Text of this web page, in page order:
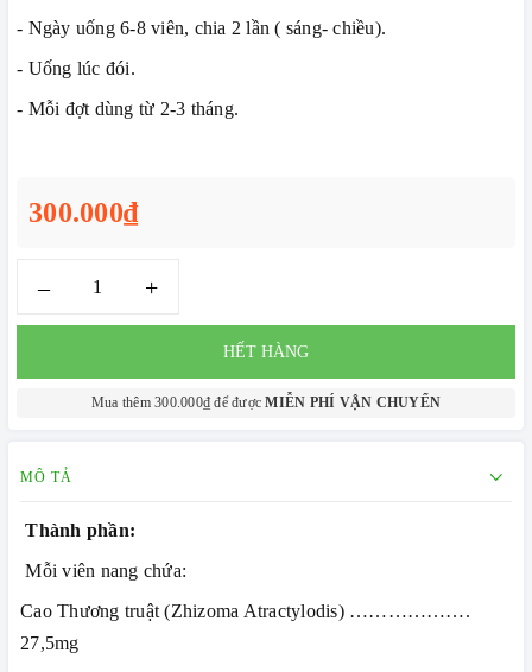
- Ngày uống 6-8 viên, chia 2 lần ( sáng- chiều).
- Uống lúc đói.
- Mỗi đợt dùng từ 2-3 tháng.
300.000₫
– +
HẾT HÀNG
Mua thêm 300.000₫ để đượcMIỄN PHÍ VẬN CHUYỂN
MÔ TẢ
Thành phần:
Mỗi viên nang chứa:
Cao Thương truật (Zhizoma Atractylodis) ……………….
27,5mg